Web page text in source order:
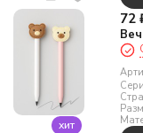
хит
72